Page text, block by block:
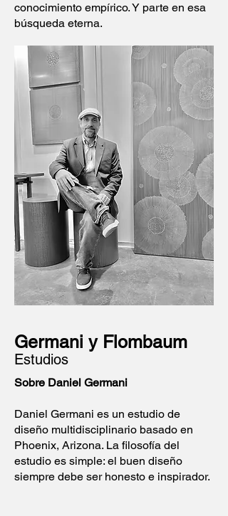
conocimiento empírico. Y parte en esa
búsqueda eterna.
Germani y Flombaum
Estudios
Sobre Daniel Germani
Daniel Germani es un estudio de
diseño multidisciplinario basado en
Phoenix, Arizona. La filosofía del
estudio es simple: el buen diseño
siempre debe ser honesto e inspirador.